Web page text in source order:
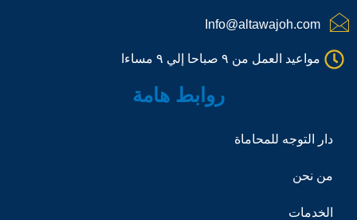
a
l
1
Info@altawajoh.com
مواعيد العمل من ٩ صباحا إلي ٩ مساءا
روابط هامة
دار التوجه للمحاماة
من نحن
الخدمات